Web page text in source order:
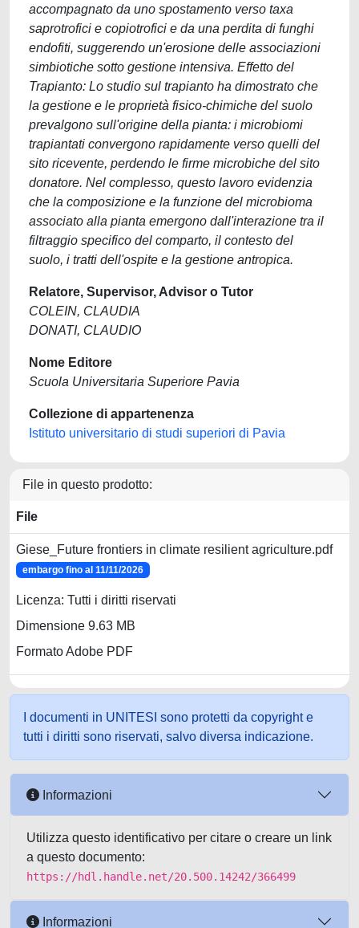
accompagnato da uno spostamento verso taxa
saprotrofici e copiotrofici e da una perdita di funghi
endofiti, suggerendo un'erosione delle associazioni
simbiotiche sotto gestione intensiva. Effetto del
Trapianto: Lo studio sul trapianto ha dimostrato che
la gestione e le proprietà fisico-chimiche del suolo
prevalgono sull'origine della pianta: i microbiomi
trapiantati convergono rapidamente verso quelli del
sito ricevente, perdendo le firme microbiche del sito
donatore. Nel complesso, questo lavoro evidenzia
che la composizione e la funzione del microbioma
associato alla pianta emergono dall'interazione tra il
filtraggio specifico del comparto, il contesto del
suolo, i tratti dell'ospite e la gestione antropica.
Relatore, Supervisor, Advisor o Tutor
COLEIN, CLAUDIA
DONATI, CLAUDIO
Nome Editore
Scuola Universitaria Superiore Pavia
Collezione di appartenenza
Istituto universitario di studi superiori di Pavia
File in questo prodotto:
File
Giese_Future frontiers in climate resilient agriculture.pdf
embargo fino al 11/11/2026
Licenza: Tutti i diritti riservati
Dimensione 9.63 MB
Formato Adobe PDF
I documenti in UNITESI sono protetti da copyright e
tutti i diritti sono riservati, salvo diversa indicazione.
Informazioni
Utilizza questo identificativo per citare o creare un link
a questo documento:
https://hdl.handle.net/20.500.14242/366499
Informazioni